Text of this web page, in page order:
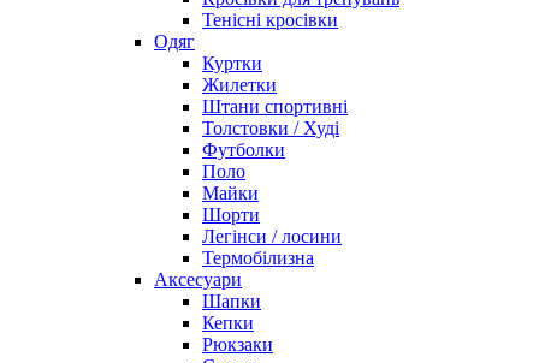
Тенісні кросівки
Одяг
Куртки
Жилетки
Штани спортивні
Толстовки / Худі
Футболки
Поло
Майки
Шорти
Легінси / лосини
Термобілизна
Аксесуари
Шапки
Кепки
Рюкзаки